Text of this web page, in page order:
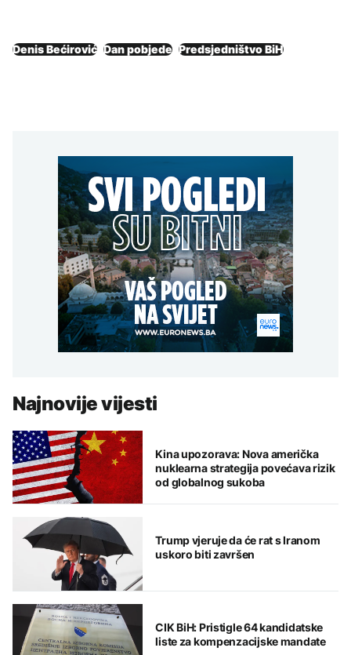
Denis Bećirović Dan pobjede Predsjedništvo BiH
Najnovije vijesti
Kina upozorava: Nova američka
nuklearna strategija povećava rizik
od globalnog sukoba
Trump vjeruje da će rat s Iranom
uskoro biti završen
CIK BiH: Pristigle 64 kandidatske
liste za kompenzacijske mandate